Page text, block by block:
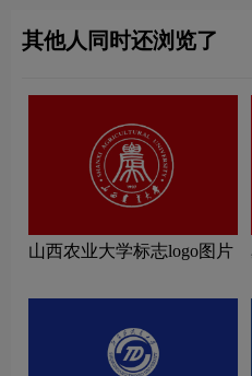
其他人同时还浏览了
山西农业大学标志logo图片